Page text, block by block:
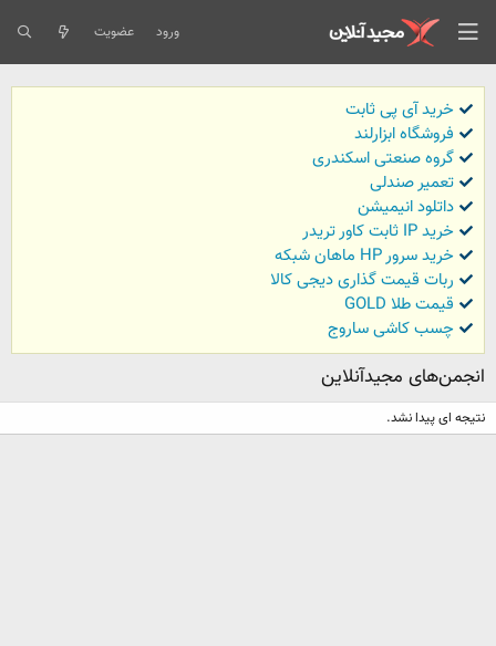
ورود عضویت
خرید آی پی ثابت
فروشگاه ابزارلند
گروه صنعتی اسکندری
تعمیر صندلی
داتلود انیمیشن
خرید IP ثابت کاور تریدر
خرید سرور HP ماهان شبکه
ربات قیمت گذاری دیجی کالا
قیمت طلا GOLD
چسب کاشی ساروج
انجمن‌های مجیدآنلاین
نتیجه ای پیدا نشد.